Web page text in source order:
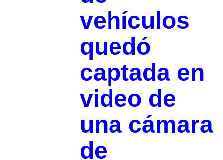
vehículos
quedó
captada en
video de
una cámara
de